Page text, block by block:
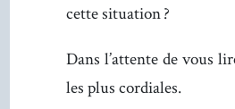
cette situation ?
Dans l’attente de vous
les plus cordiales.